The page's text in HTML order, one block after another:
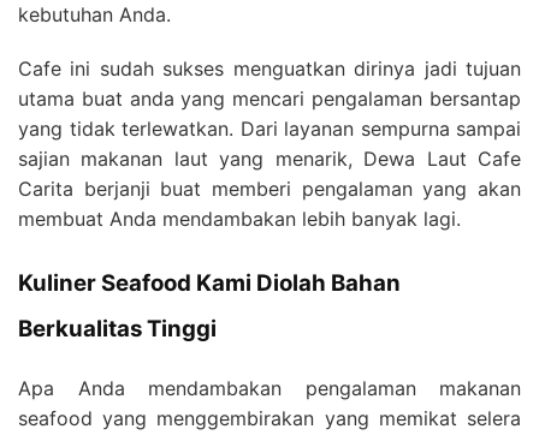
kebutuhan Anda.
Cafe ini sudah sukses menguatkan dirinya jadi tujuan
utama buat anda yang mencari pengalaman bersantap
yang tidak terlewatkan. Dari layanan sempurna sampai
sajian makanan laut yang menarik, Dewa Laut Cafe
Carita berjanji buat memberi pengalaman yang akan
membuat Anda mendambakan lebih banyak lagi.
Kuliner Seafood Kami Diolah Bahan
Berkualitas Tinggi
Apa Anda mendambakan pengalaman makanan
seafood yang menggembirakan yang memikat selera